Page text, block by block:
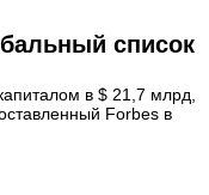
список
в $ 21,7 млрд,
Forbes в